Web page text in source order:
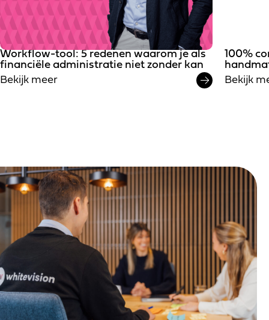
Workflow-tool: 5 redenen waarom je als
financiële administratie niet zonder kan
Bekijk meer
100%
Bekijk